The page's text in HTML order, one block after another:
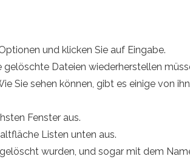
und klicken Sie auf Eingabe.
gelöschte Dateien wiederherstellen
Sie sehen können, gibt es einige von
Fenster aus.
Listen unten aus.
wurden, und sogar mit dem